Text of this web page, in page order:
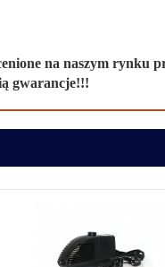
na naszym rynku
gwarancje!!!